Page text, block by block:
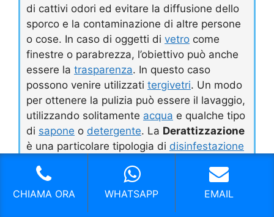
di cattivi odori ed evitare la diffusione dello
sporco e la contaminazione di altre persone
o cose. In caso di oggetti di vetro come
finestre o parabrezza, l’obiettivo può anche
essere la trasparenza. In questo caso
possono venire utilizzati tergivetri. Un modo
per ottenere la pulizia può essere il lavaggio,
utilizzando solitamente acqua e qualche tipo
di sapone o detergente. La Derattizzazione
è una particolare tipologia di disinfestazione
urbana di
surmolotti,ratti neri topi.
Pratica antichissima, viene oggi effettuata
CHIAMA ORA WHATSAPP EMAIL